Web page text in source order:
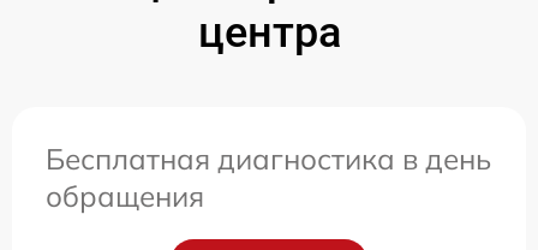
центра
Бесплатная диагностика в день
обращения